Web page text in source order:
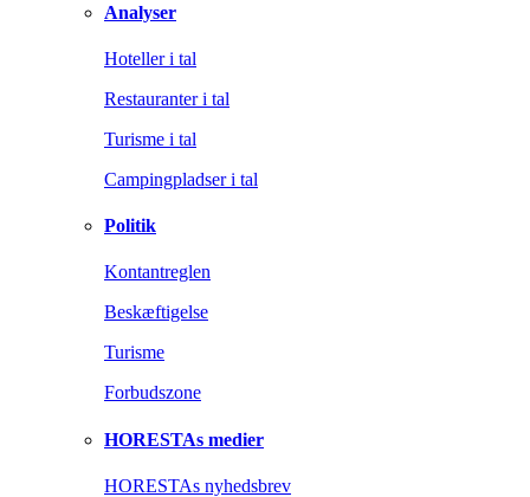
Analyser
Hoteller i tal
Restauranter i tal
Turisme i tal
Campingpladser i tal
Politik
Kontantreglen
Beskæftigelse
Turisme
Forbudszone
HORESTAs medier
HORESTAs nyhedsbrev